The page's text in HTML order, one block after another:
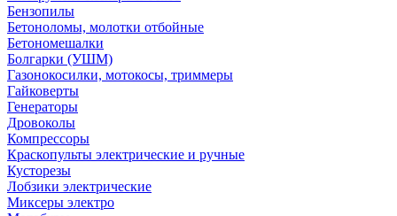
Бензопилы
Бетоноломы, молотки отбойные
Бетономешалки
Болгарки (УШМ)
Газонокосилки, мотокосы, триммеры
Гайковерты
Генераторы
Дровоколы
Компрессоры
Краскопульты электрические и ручные
Кусторезы
Лобзики электрические
Миксеры электро